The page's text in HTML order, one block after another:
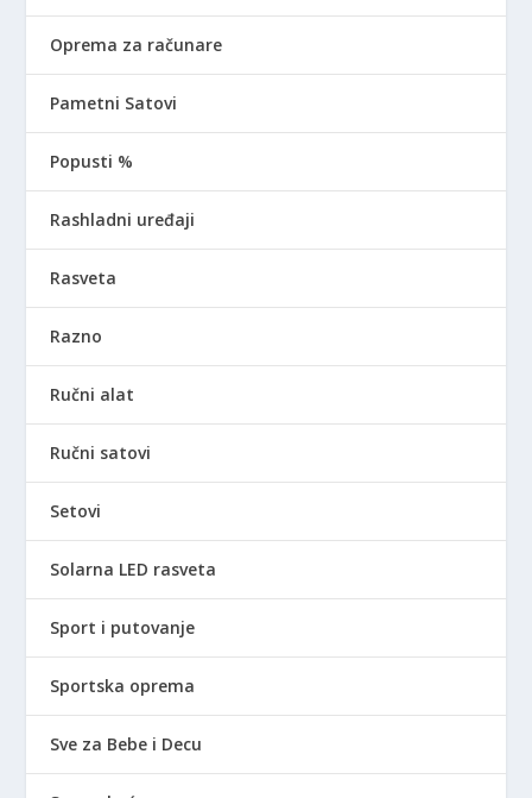
Oprema za računare
Pametni Satovi
Popusti %
Rashladni uređaji
Rasveta
Razno
Ručni alat
Ručni satovi
Setovi
Solarna LED rasveta
Sport i putovanje
Sportska oprema
Sve za Bebe i Decu